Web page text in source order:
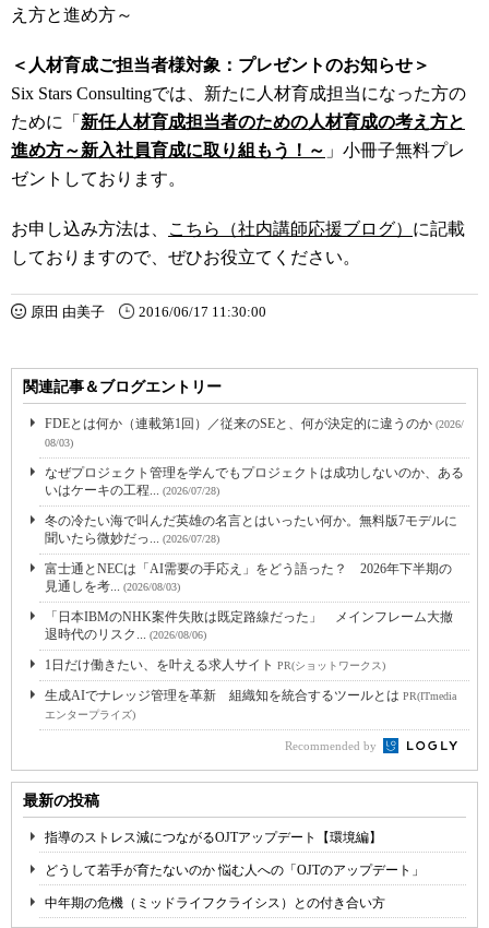
え方と進め方～
＜人材育成ご担当者様対象：プレゼントのお知らせ＞
Six Stars Consultingでは、新たに人材育成担当になった方の
ために「 新任人材育成担当者のための人材育成の考え方と
進め方～新入社員育成に取り組もう！～ 」小冊子無料プレ
ゼントしております。
お申し込み方法は、 こちら（社内講師応援ブログ） に記載
しておりますので、ぜひお役立てください。
原田 由美子 2016/06/17 11:30:00
関連記事＆ブログエントリー
FDEとは何か（連載第1回）／従来のSEと、何が決定的に違うのか (2026/
08/03)
なぜプロジェクト管理を学んでもプロジェクトは成功しないのか、ある
いはケーキの工程... (2026/07/28)
冬の冷たい海で叫んだ英雄の名言とはいったい何か。無料版7モデルに
聞いたら微妙だっ... (2026/07/28)
富士通とNECは「AI需要の手応え」をどう語った？ 2026年下半期の
見通しを考... (2026/08/03)
「日本IBMのNHK案件失敗は既定路線だった」 メインフレーム大撤
退時代のリスク... (2026/08/06)
1日だけ働きたい、を叶える求人サイト PR(ショットワークス)
生成AIでナレッジ管理を革新 組織知を統合するツールとは PR(ITmedia
エンタープライズ)
Recommended by
最新の投稿
指導のストレス減につながるOJTアップデート【環境編】
どうして若手が育たないのか 悩む人への「OJTのアップデート」
中年期の危機（ミッドライフクライシス）との付き合い方